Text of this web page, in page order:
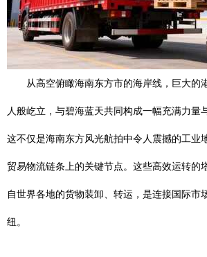
从高空俯瞰海南东方市的海岸线，巨大的
人般屹立，与碧海蓝天共同构成一幅充满力量
这不仅是海南东方风光航拍中令人震撼的工业
贸易物流链条上的关键节点。这些高效运转的
自世界各地的货物装卸、转运，是连接国际市
纽。